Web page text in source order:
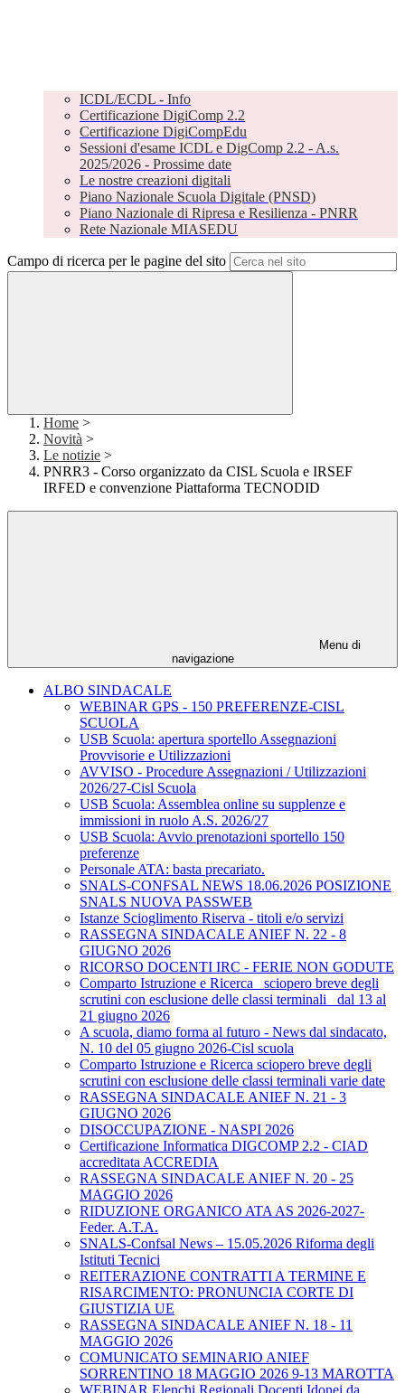
ICDL/ECDL - Info
Certificazione DigiComp 2.2
Certificazione DigiCompEdu
Sessioni d'esame ICDL e DigComp 2.2 - A.s.
2025/2026 - Prossime date
Le nostre creazioni digitali
Piano Nazionale Scuola Digitale (PNSD)
Piano Nazionale di Ripresa e Resilienza - PNRR
Rete Nazionale MIASEDU
Campo di ricerca per le pagine del sito
Home >
Novità >
Le notizie >
PNRR3 - Corso organizzato da CISL Scuola e IRSEF
IRFED e convenzione Piattaforma TECNODID
Menu di
navigazione
ALBO SINDACALE
WEBINAR GPS - 150 PREFERENZE-CISL
SCUOLA
USB Scuola: apertura sportello Assegnazioni
Provvisorie e Utilizzazioni
AVVISO - Procedure Assegnazioni / Utilizzazioni
2026/27-Cisl Scuola
USB Scuola: Assemblea online su supplenze e
immissioni in ruolo A.S. 2026/27
USB Scuola: Avvio prenotazioni sportello 150
preferenze
Personale ATA: basta precariato.
SNALS-CONFSAL NEWS 18.06.2026 POSIZIONE
SNALS NUOVA PASSWEB
Istanze Scioglimento Riserva - titoli e/o servizi
RASSEGNA SINDACALE ANIEF N. 22 - 8
GIUGNO 2026
RICORSO DOCENTI IRC - FERIE NON GODUTE
Comparto Istruzione e Ricerca_ sciopero breve degli
scrutini con esclusione delle classi terminali_ dal 13 al
21 giugno 2026
A scuola, diamo forma al futuro - News dal sindacato,
N. 10 del 05 giugno 2026-Cisl scuola
Comparto Istruzione e Ricerca sciopero breve degli
scrutini con esclusione delle classi terminali varie date
RASSEGNA SINDACALE ANIEF N. 21 - 3
GIUGNO 2026
DISOCCUPAZIONE - NASPI 2026
Certificazione Informatica DIGCOMP 2.2 - CIAD
accreditata ACCREDIA
RASSEGNA SINDACALE ANIEF N. 20 - 25
MAGGIO 2026
RIDUZIONE ORGANICO ATA AS 2026-2027-
Feder. A.T.A.
SNALS-Confsal News – 15.05.2026 Riforma degli
Istituti Tecnici
REITERAZIONE CONTRATTI A TERMINE E
RISARCIMENTO: PRONUNCIA CORTE DI
GIUSTIZIA UE
RASSEGNA SINDACALE ANIEF N. 18 - 11
MAGGIO 2026
COMUNICATO SEMINARIO ANIEF
SORRENTINO 18 MAGGIO 2026 9-13 MAROTTA